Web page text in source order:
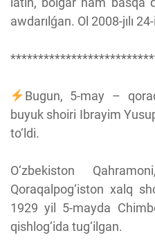
awdarılǵan. Ol 2008-jılı
Bugun, 5-may –
buyuk shoiri Ibrayim
to‘ldi.
O‘zbekiston
Qoraqalpog‘iston xalq
1929 yil 5-mayda
qishlog‘ida tug‘ilgan.